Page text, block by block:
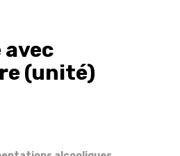
(unité)